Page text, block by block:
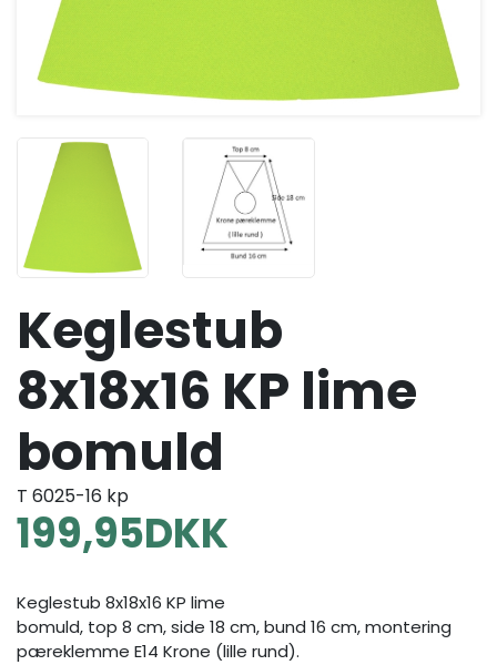
Keglestub
8x18x16 KP lime
bomuld
T 6025-16 kp
199,95DKK
Keglestub 8x18x16 KP lime
bomuld, top 8 cm, side 18 cm, bund 16 cm, montering
pæreklemme E14 Krone (lille rund).